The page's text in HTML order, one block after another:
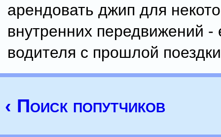
арендовать джип для
внутренних передвижений -
водителя с прошлой
‹ Поиск попутчиков